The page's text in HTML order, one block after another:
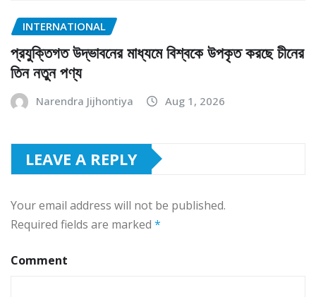
INTERNATIONAL
প্রযুক্তিগত উদ্ভাবনের মাধ্যমে বিশ্বকে উপকৃত করছে চীনের
তিন নতুন পণ্য
Narendra Jijhontiya Aug 1, 2026
LEAVE A REPLY
Your email address will not be published.
Required fields are marked *
Comment